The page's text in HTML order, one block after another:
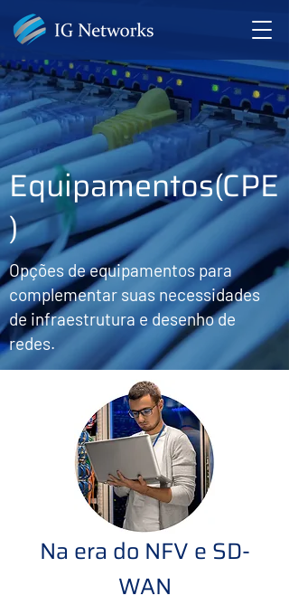
Equipamentos(CPE
)
Opções de equipamentos para
complementar suas necessidades
de infraestrutura e desenho de
redes.
Na era do NFV e SD-
WAN